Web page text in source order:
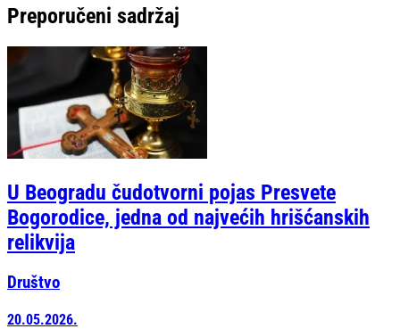
Preporučeni sadržaj
U Beogradu čudotvorni pojas Presvete
Bogorodice, jedna od najvećih hrišćanskih
relikvija
Društvo
20.05.2026.